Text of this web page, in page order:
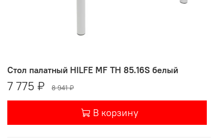
Стол палатный HILFE MF TH 85.16S белый
7 775 ₽ 8 941 ₽
В корзину